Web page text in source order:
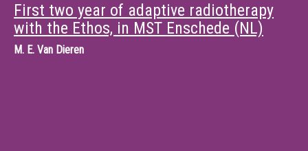
First two year of adaptive radiotherapy
with the Ethos, in MST Enschede (NL)
M. E. Van Dieren